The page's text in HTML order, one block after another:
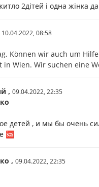
2дітей і одна жінка
10.04.2022, 08:58
Können wir auch um
in Wien. Wir suchen eine
, 09.04.2022, 22:35
детей , и мы бы очень
🆘
, 09.04.2022, 22:35